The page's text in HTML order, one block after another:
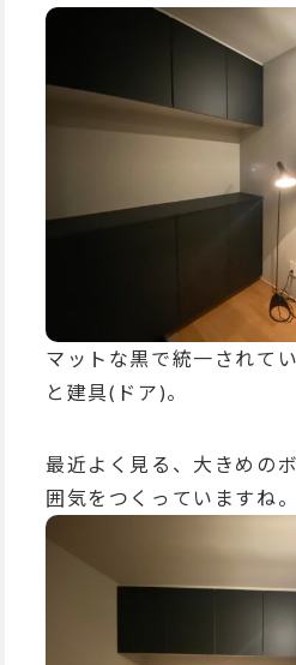
マットな黒で統一されて
と建具(ドア)。
最近よく見る、大きめの
囲気をつくっていますね。